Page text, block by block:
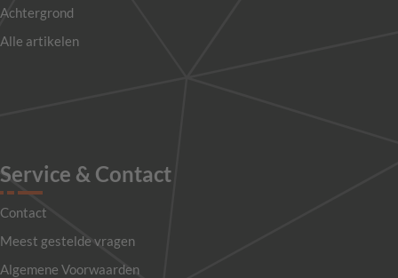
Achtergrond
Alle artikelen
Service & Contact
Contact
Meest gestelde vragen
Algemene Voorwaarden